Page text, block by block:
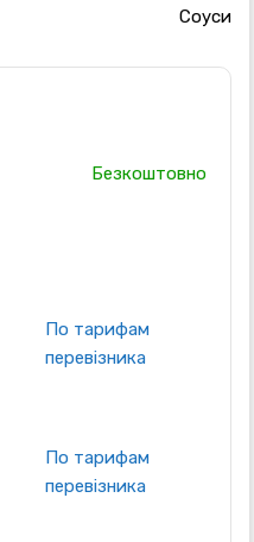
Соуси
Безкоштовно
По тарифам
перевізника
По тарифам
перевізника